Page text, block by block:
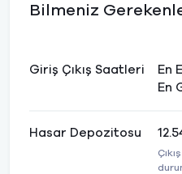
Bilmeniz
Giriş Çıkış Saatleri
En
En
Hasar Depozitosu